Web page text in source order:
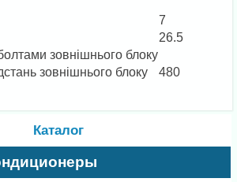
7
26.5
зовнішнього блоку
зовнішнього блоку
480
Каталог